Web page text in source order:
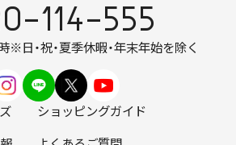
114-555
※日・祝・夏季休暇・年末年始を除く
ショッピングガイド